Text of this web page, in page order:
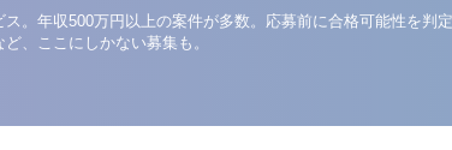
。年収500万円以上の案件が多数。応募前に合格可能性を判
、ここにしかない募集も。